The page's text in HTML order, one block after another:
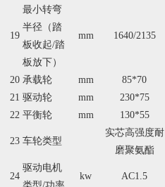
19
最小转弯
半径（踏
板收起/踏
板放下）
mm 1640/2135
20 承载轮 mm 85*70
21 驱动轮 mm 230*75
22 平衡轮 mm 130*55
23 车轮类型
实芯高强度耐
磨聚氨酯
24
驱动电机
类型/功率
kw AC1.5